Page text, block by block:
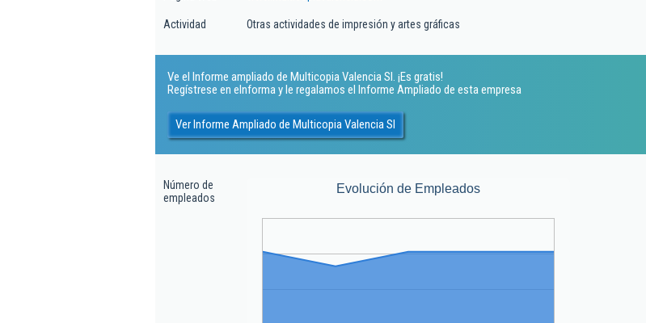
Actividad Otras actividades de impresión y artes gráficas
Ve el Informe ampliado de Multicopia Valencia Sl. ¡Es gratis!
Regístrese en eInforma y le regalamos el Informe Ampliado de esta empresa
Ver Informe Ampliado de Multicopia Valencia Sl
Número de
empleados
Evolución de Empleados